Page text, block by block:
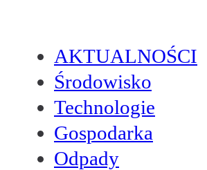
AKTUALNOŚCI
Środowisko
Technologie
Gospodarka
Odpady